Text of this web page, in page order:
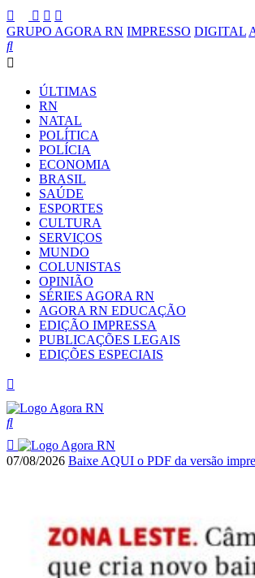
GRUPO AGORA RN IMPRESSO DIGITAL
ÚLTIMAS
RN
NATAL
POLÍTICA
POLÍCIA
ECONOMIA
BRASIL
SAÚDE
ESPORTES
CULTURA
SERVIÇOS
MUNDO
COLUNISTAS
OPINIÃO
SÉRIES AGORA RN
AGORA RN EDUCAÇÃO
EDIÇÃO IMPRESSA
PUBLICAÇÕES LEGAIS
EDIÇÕES ESPECIAIS
07/08/2026 Baixe AQUI o PDF da versão